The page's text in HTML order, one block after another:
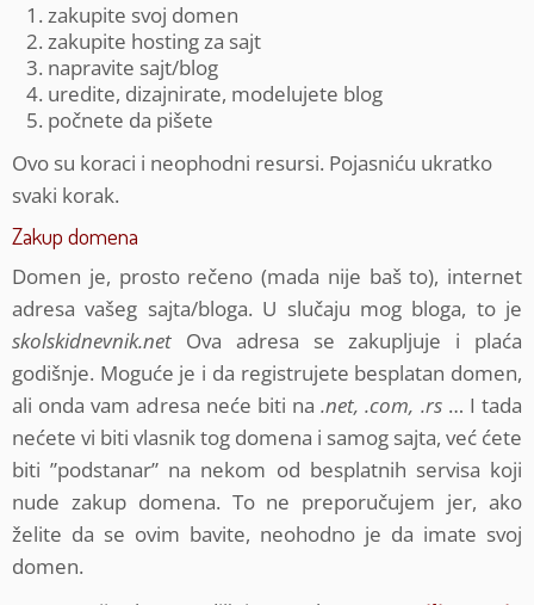
zakupite svoj domen
zakupite hosting za sajt
napravite sajt/blog
uredite, dizajnirate, modelujete blog
počnete da pišete
Ovo su koraci i neophodni resursi. Pojasniću ukratko
svaki korak.
Zakup domena
Domen je, prosto rečeno (mada nije baš to), internet
adresa vašeg sajta/bloga. U slučaju mog bloga, to je
skolskidnevnik.net Ova adresa se zakupljuje i plaća
godišnje. Moguće je i da registrujete besplatan domen,
ali onda vam adresa neće biti na.net, .com, .rs… I tada
nećete vi biti vlasnik tog domena i samog sajta, već ćete
biti ”podstanar” na nekom od besplatnih servisa koji
nude zakup domena. To ne preporučujem jer, ako
želite da se ovim bavite, neohodno je da imate svoj
domen.